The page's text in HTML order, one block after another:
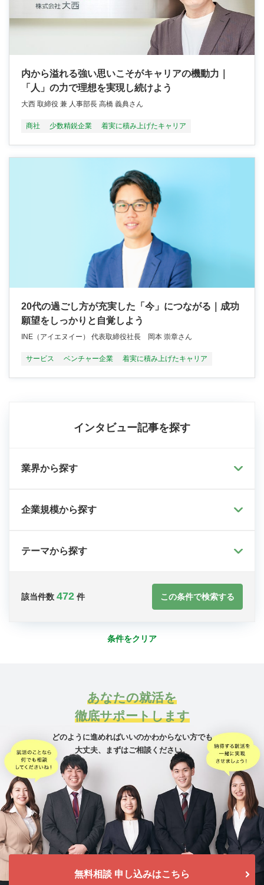
内から溢れる強い思いこそがキャリアの機動力｜
「人」の力で理想を実現し続けよう
大西 取締役 兼 人事部長 高橋 義典さん
商社 少数精鋭企業 着実に積み上げたキャリア
20代の過ごし方が充実した「今」につながる｜成功
願望をしっかりと自覚しよう
INE（アイエヌイー） 代表取締役社長 岡本 崇章さん
サービス ベンチャー企業 着実に積み上げたキャリア
インタビュー記事を探す
業界から探す
企業規模から探す
テーマから探す
該当件数 472 件 この条件で検索する
条件をクリア
あなたの就活を
徹底サポートします
どのように進めればいいのかわからない方でも
大丈夫、
まずはご相談ください。
無料相談 申し込みはこちら